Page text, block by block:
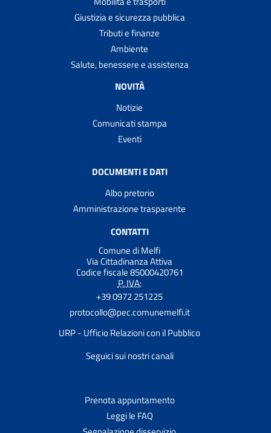
Giustizia e sicurezza pubblica
Tributi e finanze
Ambiente
Salute, benessere e assistenza
NOVITÀ
Notizie
Comunicati stampa
Eventi
DOCUMENTI E DATI
Albo pretorio
Amministrazione trasparente
CONTATTI
Comune di Melfi
Via Cittadinanza Attiva
Codice fiscale 85000420761
P. IVA:
+39 0972 251225
protocollo@pec.comunemelfi.it
URP - Ufficio Relazioni con il Pubblico
Seguici sui nostri canali
Prenota appuntamento
Leggi le FAQ